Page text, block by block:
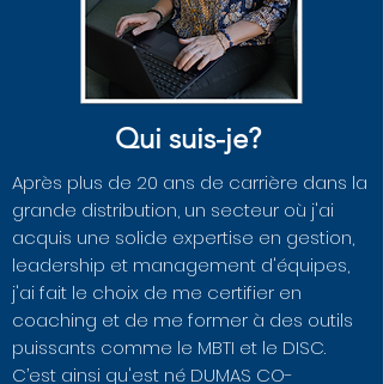
Qui suis-je?
Après plus de 20 ans de carrière dans la
grande distribution, un secteur où j'ai
acquis une solide expertise en gestion,
leadership et management d'équipes,
j'ai fait le choix de me certifier en
coaching et de me former à des outils
puissants comme le MBTI et le DISC.
C’est ainsi qu'est né DUMAS CO-